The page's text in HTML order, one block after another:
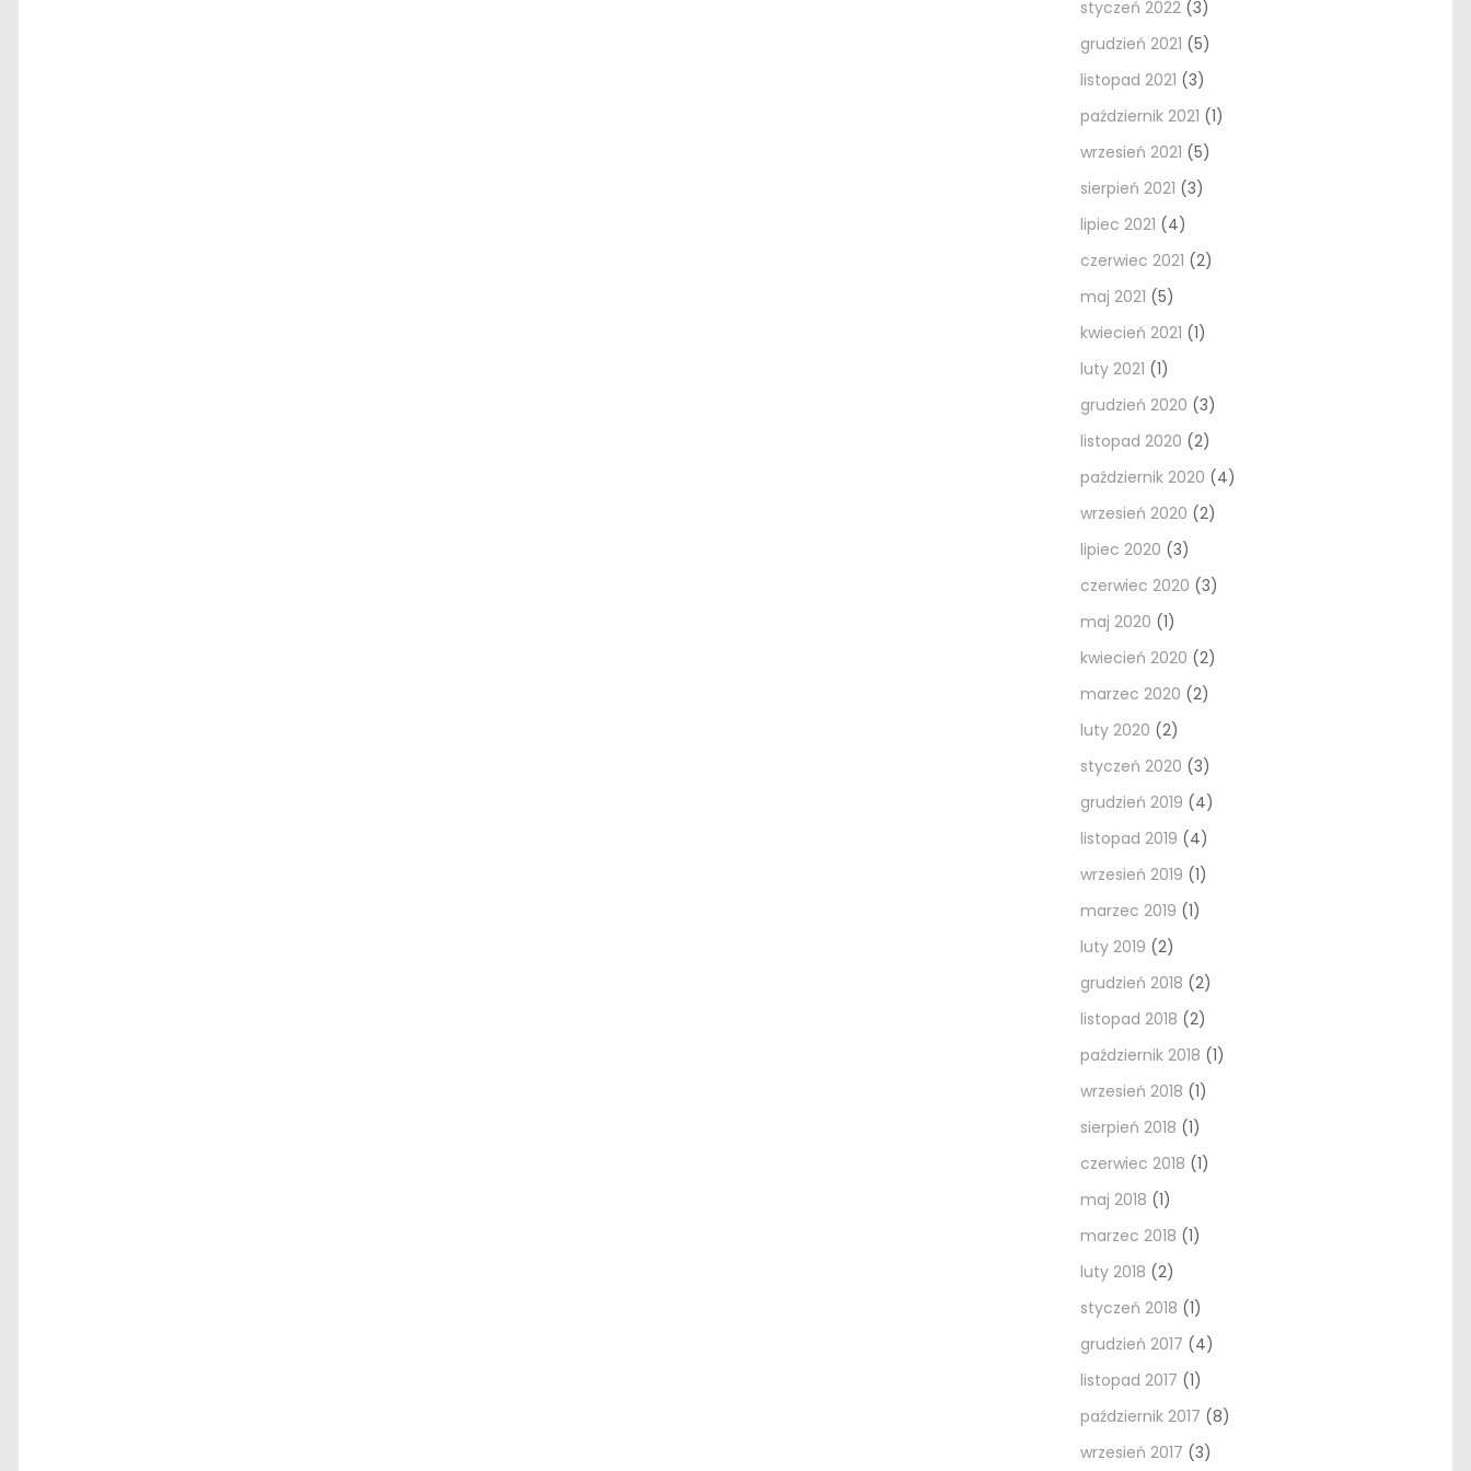
styczeń 2022 (3)
grudzień 2021 (5)
listopad 2021 (3)
październik 2021 (1)
wrzesień 2021 (5)
sierpień 2021 (3)
lipiec 2021 (4)
czerwiec 2021 (2)
maj 2021 (5)
kwiecień 2021 (1)
luty 2021 (1)
grudzień 2020 (3)
listopad 2020 (2)
październik 2020 (4)
wrzesień 2020 (2)
lipiec 2020 (3)
czerwiec 2020 (3)
maj 2020 (1)
kwiecień 2020 (2)
marzec 2020 (2)
luty 2020 (2)
styczeń 2020 (3)
grudzień 2019 (4)
listopad 2019 (4)
wrzesień 2019 (1)
marzec 2019 (1)
luty 2019 (2)
grudzień 2018 (2)
listopad 2018 (2)
październik 2018 (1)
wrzesień 2018 (1)
sierpień 2018 (1)
czerwiec 2018 (1)
maj 2018 (1)
marzec 2018 (1)
luty 2018 (2)
styczeń 2018 (1)
grudzień 2017 (4)
listopad 2017 (1)
październik 2017 (8)
wrzesień 2017 (3)